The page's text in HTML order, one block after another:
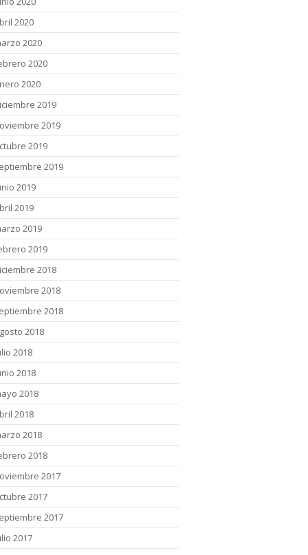
2020
2020
2020
2020
2019
2019
2019
2019
2019
2019
2019
2019
2018
2018
2018
2018
2018
2018
2018
2018
2018
2018
2017
2017
2017
2017